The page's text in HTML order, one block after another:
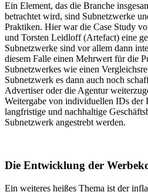
Ein Element, das die Branche
betrachtet wird, sind Subnetzwerke
Praktiken. Hier war die Case Study
und Torsten Leidloff (Artefact) eine
Subnetzwerke sind vor allem dann
diesem Falle einen Mehrwert für die
Subnetzwerkes wie einen
Subnetzwerk es dann auch noch
Advertiser oder die Agentur
Weitergabe von individuellen IDs der
langfristige und nachhaltige
Subnetzwerk angestrebt werden.
Die Entwicklung der
Ein weiteres heißes Thema ist der